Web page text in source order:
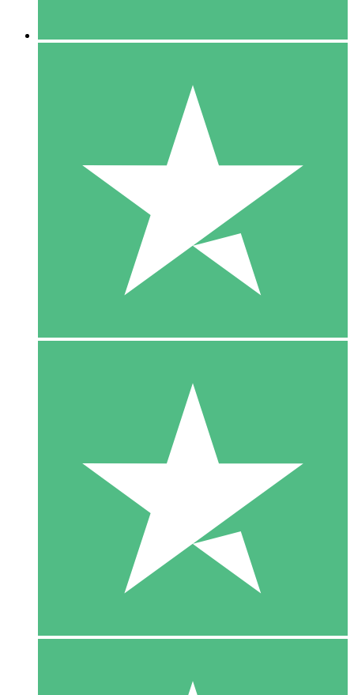
10 Nedladdningar
20 00